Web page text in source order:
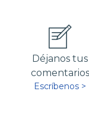
Déjanos tus
comentarios
Escríbenos >